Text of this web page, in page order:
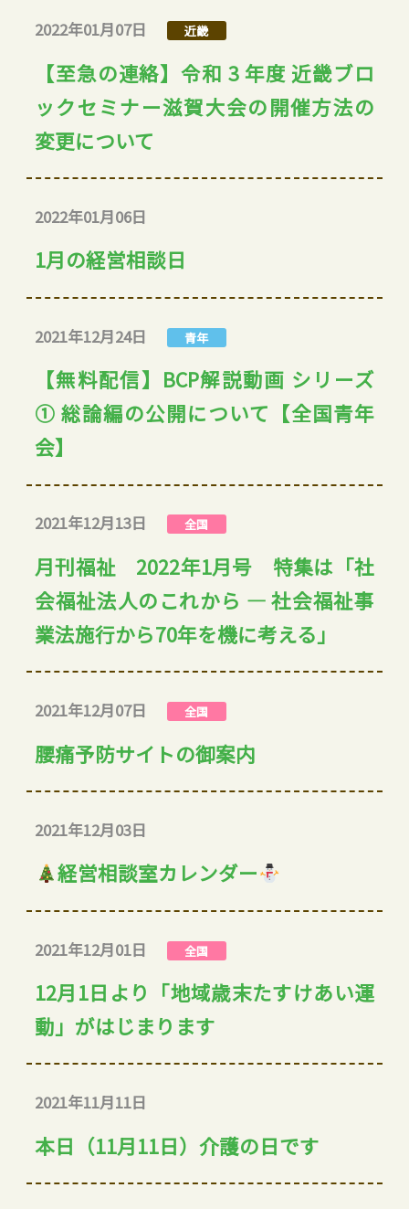
2022年01月07日 近畿
【至急の連絡】令和 3 年度 近畿ブロ
ックセミナー滋賀大会の開催方法の
変更について
2022年01月06日
1月の経営相談日
2021年12月24日 青年
【無料配信】BCP解説動画 シリーズ
① 総論編の公開について【全国青年
会】
2021年12月13日 全国
月刊福祉 2022年1月号 特集は「社
会福祉法人のこれから ― 社会福祉事
業法施行から70年を機に考える」
2021年12月07日 全国
腰痛予防サイトの御案内
2021年12月03日
経営相談室カレンダー
2021年12月01日 全国
12月1日より「地域歳末たすけあい運
動」がはじまります
2021年11月11日
本日（11月11日）介護の日です